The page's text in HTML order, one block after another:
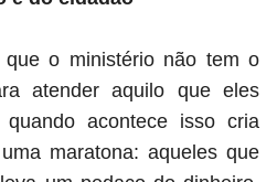
o ministério não tem o
atender aquilo que eles
acontece isso cria
maratona: aqueles que